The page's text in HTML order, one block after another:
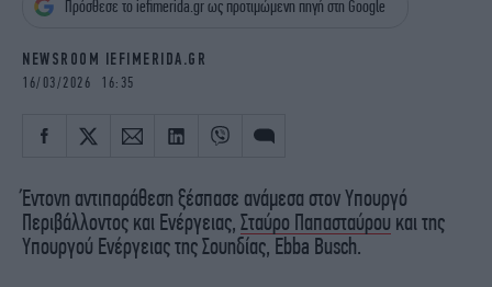
iBOOKS
ΖΩΔΙΑ
MEDIA
NEWSLETTER
Πρόσθεσε το iefimerida.gr ως προτιμώμενη πηγή στη Google
NEWSROOM IEFIMERIDA.GR
16/03/2026 16:35
Έντονη αντιπαράθεση ξέσπασε ανάμεσα στον Υπουργό
Περιβάλλοντος και Ενέργειας, Σταύρο Παπασταύρου και της
Υπουργού Ενέργειας της Σουηδίας, Ebba Busch.